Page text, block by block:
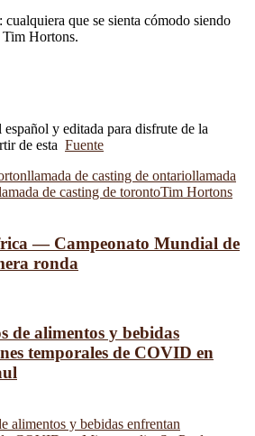
cualquiera que se sienta cómodo siendo
Hortons.
y editada para disfrute de la
de esta Fuente
llamada de casting de ontariollamada
de casting de torontoTim Hortons
— Campeonato Mundial de
ronda
de alimentos y bebidas
temporales de COVID en